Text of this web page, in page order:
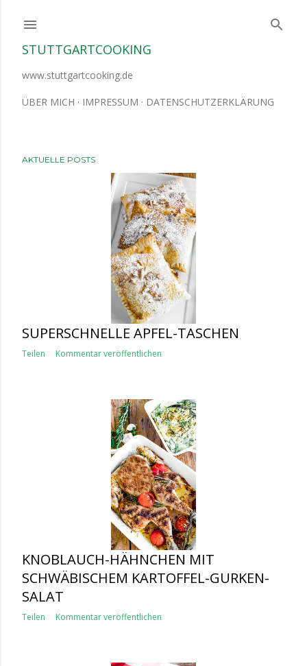
STUTTGARTCOOKING
www.stuttgartcooking.de
ÜBER MICH IMPRESSUM DATENSCHUTZERKLÄRUNG
AKTUELLE POSTS
SUPERSCHNELLE APFEL-TASCHEN
Teilen Kommentar veröffentlichen
KNOBLAUCH-HÄHNCHEN MIT
SCHWÄBISCHEM KARTOFFEL-GURKEN-
SALAT
Teilen Kommentar veröffentlichen